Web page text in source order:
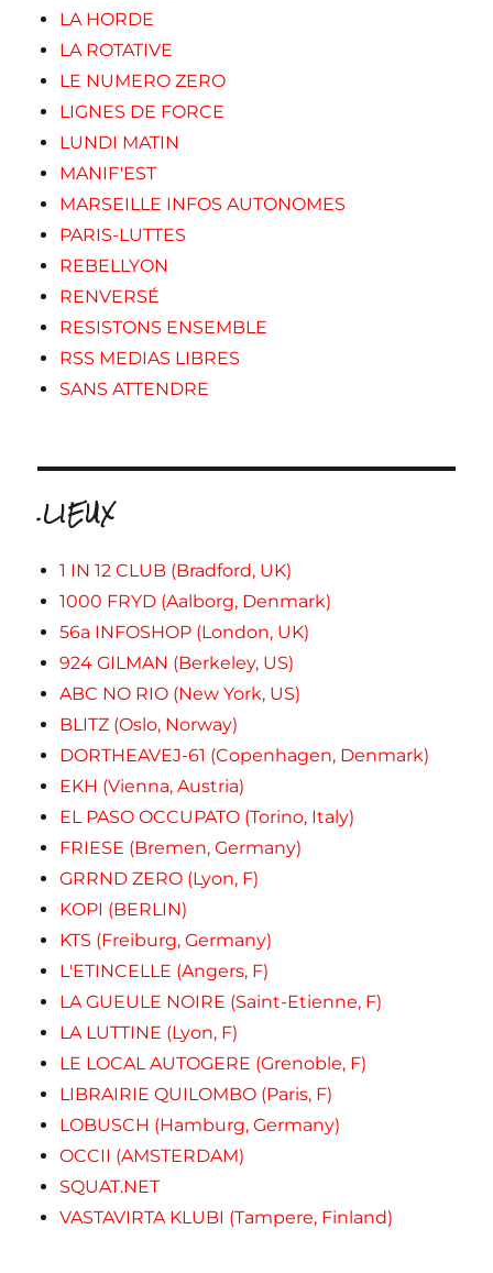
LA HORDE
LA ROTATIVE
LE NUMERO ZERO
LIGNES DE FORCE
LUNDI MATIN
MANIF'EST
MARSEILLE INFOS AUTONOMES
PARIS-LUTTES
REBELLYON
RENVERSÉ
RESISTONS ENSEMBLE
RSS MEDIAS LIBRES
SANS ATTENDRE
.LIEUX
1 IN 12 CLUB (Bradford, UK)
1000 FRYD (Aalborg, Denmark)
56a INFOSHOP (London, UK)
924 GILMAN (Berkeley, US)
ABC NO RIO (New York, US)
BLITZ (Oslo, Norway)
DORTHEAVEJ-61 (Copenhagen, Denmark)
EKH (Vienna, Austria)
EL PASO OCCUPATO (Torino, Italy)
FRIESE (Bremen, Germany)
GRRND ZERO (Lyon, F)
KOPI (BERLIN)
KTS (Freiburg, Germany)
L'ETINCELLE (Angers, F)
LA GUEULE NOIRE (Saint-Etienne, F)
LA LUTTINE (Lyon, F)
LE LOCAL AUTOGERE (Grenoble, F)
LIBRAIRIE QUILOMBO (Paris, F)
LOBUSCH (Hamburg, Germany)
OCCII (AMSTERDAM)
SQUAT.NET
VASTAVIRTA KLUBI (Tampere, Finland)